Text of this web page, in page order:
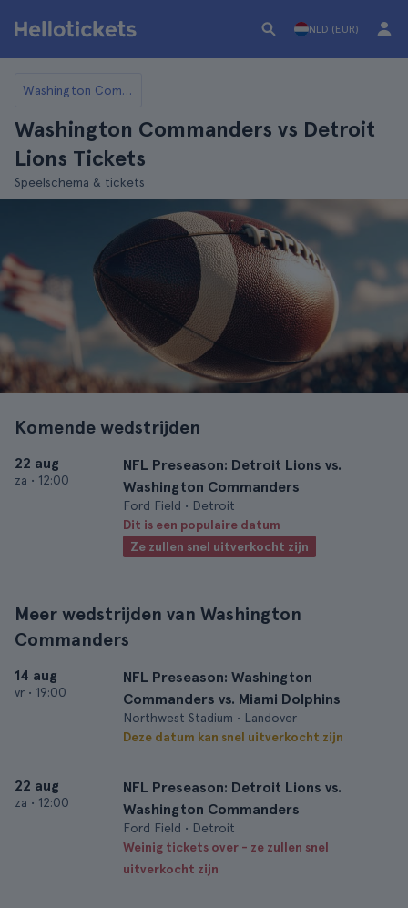
NLD (EUR)
Washington Commanders
Washington Commanders vs Detroit
Lions Tickets
Speelschema & tickets
Komende wedstrijden
22 aug
za • 12:00
NFL Preseason: Detroit Lions vs.
Washington Commanders
Ford Field • Detroit
Dit is een populaire datum
Ze zullen snel uitverkocht zijn
Meer wedstrijden van Washington
Commanders
14 aug
vr • 19:00
NFL Preseason: Washington
Commanders vs. Miami Dolphins
Northwest Stadium • Landover
Deze datum kan snel uitverkocht zijn
22 aug
za • 12:00
NFL Preseason: Detroit Lions vs.
Washington Commanders
Ford Field • Detroit
Weinig tickets over - ze zullen snel
uitverkocht zijn